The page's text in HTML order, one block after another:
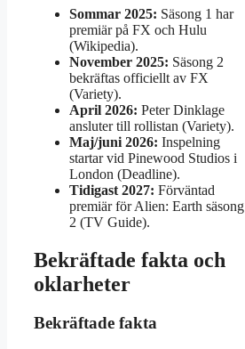
Sommar 2025: Säsong 1 har
premiär på FX och Hulu
(Wikipedia).
November 2025: Säsong 2
bekräftas officiellt av FX
(Variety).
April 2026: Peter Dinklage
ansluter till rollistan (Variety).
Maj/juni 2026: Inspelning
startar vid Pinewood Studios i
London (Deadline).
Tidigast 2027: Förväntad
premiär för Alien: Earth säsong
2 (TV Guide).
Bekräftade fakta och
oklarheter
Bekräftade fakta